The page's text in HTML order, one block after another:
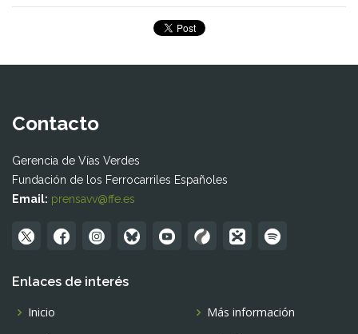
Contacto
Gerencia de Vías Verdes
Fundación de los Ferrocarriles Españoles
Email: prensavv@ffe.es
Enlaces de interés
Inicio
Más información